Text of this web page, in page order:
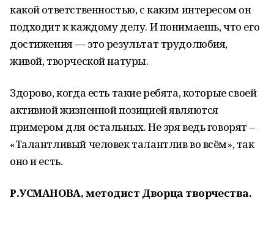
какой ответственностью, с каким интересом он
подходит к каждому делу. И понимаешь, что его
достижения — это результат трудолюбия,
живой, творческой натуры.
Здорово, когда есть такие ребята, которые своей
активной жизненной позицией являются
примером для остальных. Не зря ведь говорят –
«Талантливый человек талантлив во всём», так
оно и есть.
Р.УСМАНОВА, методист Дворца творчества.